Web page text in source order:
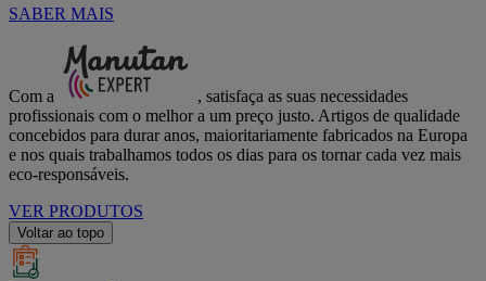
SABER MAIS
Com a
, satisfaça as suas necessidades
profissionais com o melhor a um preço justo. Artigos de qualidade
concebidos para durar anos, maioritariamente fabricados na Europa
e nos quais trabalhamos todos os dias para os tornar cada vez mais
eco-responsáveis.
VER PRODUTOS
Voltar ao topo